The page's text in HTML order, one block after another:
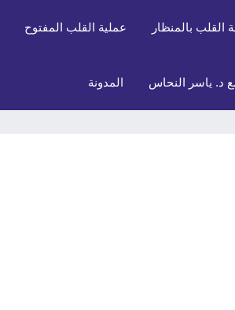
القلب بالمنظار عملية القلب المفتوح
د. ياسر النحاس المدونة